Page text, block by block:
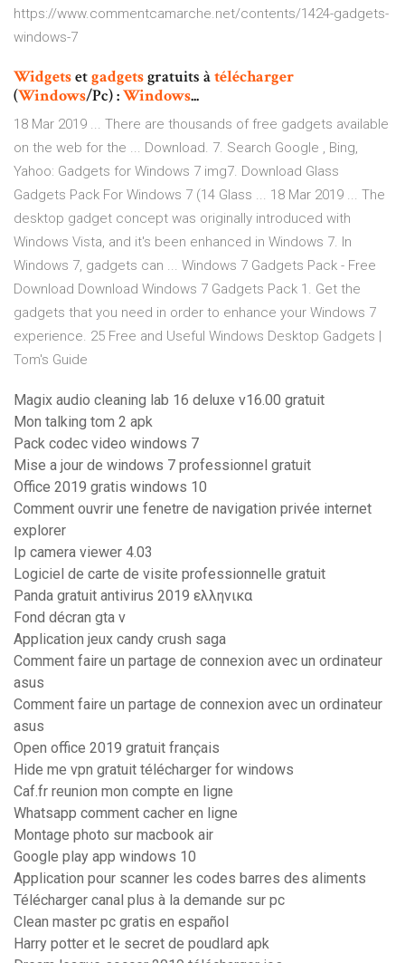
https://www.commentcamarche.net/contents/1424-gadgets-
windows-7
Widgetsetgadgetsgratuits àtélécharger
(Windows/Pc) :Windows...
18 Mar 2019 ... There are thousands of free gadgets available
on the web for the ... Download. 7. Search Google , Bing,
Yahoo: Gadgets for Windows 7 img7. Download Glass
Gadgets Pack For Windows 7 (14 Glass ... 18 Mar 2019 ... The
desktop gadget concept was originally introduced with
Windows Vista, and it's been enhanced in Windows 7. In
Windows 7, gadgets can ... Windows 7 Gadgets Pack - Free
Download Download Windows 7 Gadgets Pack 1. Get the
gadgets that you need in order to enhance your Windows 7
experience. 25 Free and Useful Windows Desktop Gadgets |
Tom's Guide
Magix audio cleaning lab 16 deluxe v16.00 gratuit
Mon talking tom 2 apk
Pack codec video windows 7
Mise a jour de windows 7 professionnel gratuit
Office 2019 gratis windows 10
Comment ouvrir une fenetre de navigation privée internet
explorer
Ip camera viewer 4.03
Logiciel de carte de visite professionnelle gratuit
Panda gratuit antivirus 2019 ελληνικα
Fond décran gta v
Application jeux candy crush saga
Comment faire un partage de connexion avec un ordinateur
asus
Comment faire un partage de connexion avec un ordinateur
asus
Open office 2019 gratuit français
Hide me vpn gratuit télécharger for windows
Caf.fr reunion mon compte en ligne
Whatsapp comment cacher en ligne
Montage photo sur macbook air
Google play app windows 10
Application pour scanner les codes barres des aliments
Télécharger canal plus à la demande sur pc
Clean master pc gratis en español
Harry potter et le secret de poudlard apk